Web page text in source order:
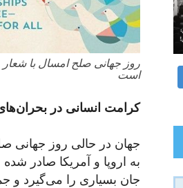
روز جهانی صلح امسال با شعار
است
کرامت انسانی در
جهان در حالی روز جهانی
به اروپا و آمریکا صادر
جان بسیاری را می‌گیرد و